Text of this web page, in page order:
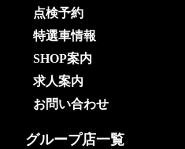
点検予約
特選車情報
SHOP案内
求人案内
お問い合わせ
グループ店一覧